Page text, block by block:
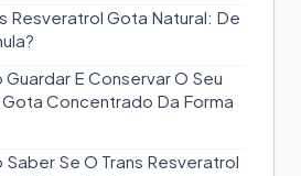
Resveratrol Gota Natural: De
E Conservar O Seu
Concentrado Da Forma
Se O Trans Resveratrol